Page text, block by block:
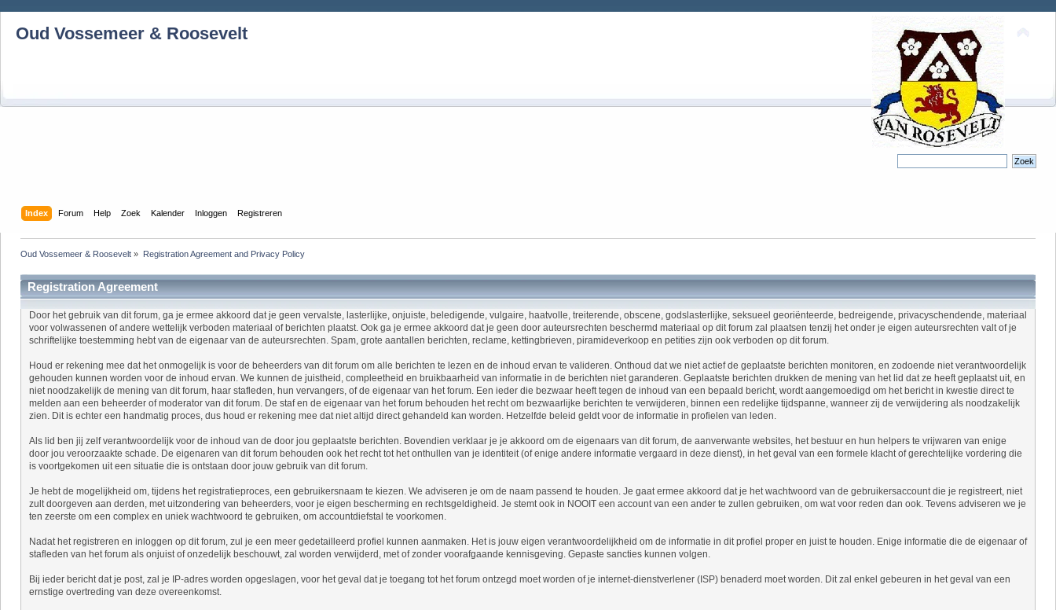
Oud Vossemeer & Roosevelt
Index Forum Help Zoek Kalender Inloggen Registreren
Oud Vossemeer & Roosevelt » Registration Agreement and Privacy Policy
Registration Agreement
Door het gebruik van dit forum, ga je ermee akkoord dat je geen vervalste, lasterlijke, onjuiste, beledigende, vulgaire, haatvolle, treiterende, obscene, godslasterlijke, seksueel georiënteerde, bedreigende, privacyschendende, materiaal
voor volwassenen of andere wettelijk verboden materiaal of berichten plaatst. Ook ga je ermee akkoord dat je geen door auteursrechten beschermd materiaal op dit forum zal plaatsen tenzij het onder je eigen auteursrechten valt of je
schriftelijke toestemming hebt van de eigenaar van de auteursrechten. Spam, grote aantallen berichten, reclame, kettingbrieven, piramideverkoop en petities zijn ook verboden op dit forum.
Houd er rekening mee dat het onmogelijk is voor de beheerders van dit forum om alle berichten te lezen en de inhoud ervan te valideren. Onthoud dat we niet actief de geplaatste berichten monitoren, en zodoende niet verantwoordelijk
gehouden kunnen worden voor de inhoud ervan. We kunnen de juistheid, compleetheid en bruikbaarheid van informatie in de berichten niet garanderen. Geplaatste berichten drukken de mening van het lid dat ze heeft geplaatst uit, en
niet noodzakelijk de mening van dit forum, haar stafleden, hun vervangers, of de eigenaar van het forum. Een ieder die bezwaar heeft tegen de inhoud van een bepaald bericht, wordt aangemoedigd om het bericht in kwestie direct te
melden aan een beheerder of moderator van dit forum. De staf en de eigenaar van het forum behouden het recht om bezwaarlijke berichten te verwijderen, binnen een redelijke tijdspanne, wanneer zij de verwijdering als noodzakelijk
zien. Dit is echter een handmatig proces, dus houd er rekening mee dat niet altijd direct gehandeld kan worden. Hetzelfde beleid geldt voor de informatie in profielen van leden.
Als lid ben jij zelf verantwoordelijk voor de inhoud van de door jou geplaatste berichten. Bovendien verklaar je je akkoord om de eigenaars van dit forum, de aanverwante websites, het bestuur en hun helpers te vrijwaren van enige
door jou veroorzaakte schade. De eigenaren van dit forum behouden ook het recht tot het onthullen van je identiteit (of enige andere informatie vergaard in deze dienst), in het geval van een formele klacht of gerechtelijke vordering die
is voortgekomen uit een situatie die is ontstaan door jouw gebruik van dit forum.
Je hebt de mogelijkheid om, tijdens het registratieproces, een gebruikersnaam te kiezen. We adviseren je om de naam passend te houden. Je gaat ermee akkoord dat je het wachtwoord van de gebruikersaccount die je registreert, niet
zult doorgeven aan derden, met uitzondering van beheerders, voor je eigen bescherming en rechtsgeldigheid. Je stemt ook in NOOIT een account van een ander te zullen gebruiken, om wat voor reden dan ook. Tevens adviseren we je
ten zeerste om een complex en uniek wachtwoord te gebruiken, om accountdiefstal te voorkomen.
Nadat het registreren en inloggen op dit forum, zul je een meer gedetailleerd profiel kunnen aanmaken. Het is jouw eigen verantwoordelijkheid om de informatie in dit profiel proper en juist te houden. Enige informatie die de eigenaar of
stafleden van het forum als onjuist of onzedelijk beschouwt, zal worden verwijderd, met of zonder voorafgaande kennisgeving. Gepaste sancties kunnen volgen.
Bij ieder bericht dat je post, zal je IP-adres worden opgeslagen, voor het geval dat je toegang tot het forum ontzegd moet worden of je internet-dienstverlener (ISP) benaderd moet worden. Dit zal enkel gebeuren in het geval van een
ernstige overtreding van deze overeenkomst.